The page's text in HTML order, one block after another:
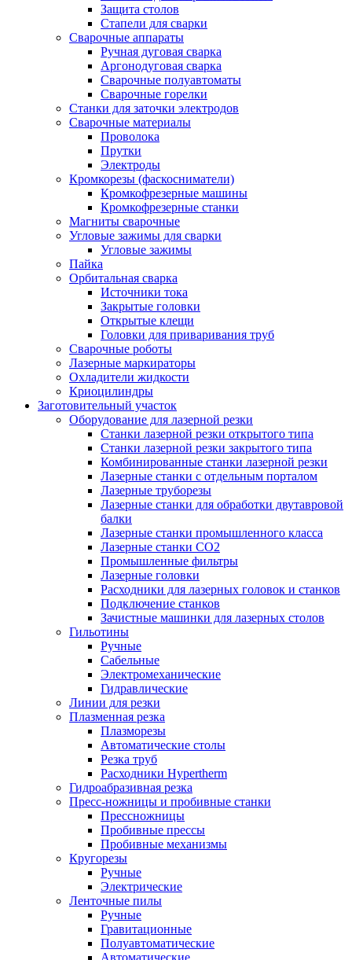
Защита столов
Стапели для сварки
Сварочные аппараты
Ручная дуговая сварка
Аргонодуговая сварка
Сварочные полуавтоматы
Сварочные горелки
Станки для заточки электродов
Сварочные материалы
Проволока
Прутки
Электроды
Кромкорезы (фаскосниматели)
Кромкофрезерные машины
Кромкофрезерные станки
Магниты сварочные
Угловые зажимы для сварки
Угловые зажимы
Пайка
Орбитальная сварка
Источники тока
Закрытые головки
Открытые клещи
Головки для приваривания труб
Сварочные роботы
Лазерные маркираторы
Охладители жидкости
Криоцилиндры
Заготовительный участок
Оборудование для лазерной резки
Станки лазерной резки открытого типа
Станки лазерной резки закрытого типа
Комбинированные станки лазерной резки
Лазерные станки с отдельным порталом
Лазерные труборезы
Лазерные станки для обработки двутавровой
балки
Лазерные станки промышленного класса
Лазерные станки CO2
Промышленные фильтры
Лазерные головки
Расходники для лазерных головок и станков
Подключение станков
Зачистные машинки для лазерных столов
Гильотины
Ручные
Сабельные
Электромеханические
Гидравлические
Линии для резки
Плазменная резка
Плазморезы
Автоматические столы
Резка труб
Расходники Hypertherm
Гидроабразивная резка
Пресс-ножницы и пробивные станки
Прессножницы
Пробивные прессы
Пробивные механизмы
Кругорезы
Ручные
Электрические
Ленточные пилы
Ручные
Гравитационные
Полуавтоматические
Автоматические